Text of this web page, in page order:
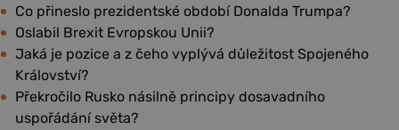
Co přineslo prezidentské období Donalda Trumpa?
Oslabil Brexit Evropskou Unii?
Jaká je pozice a z čeho vyplývá důležitost Spojeného
Království?
Překročilo Rusko násilně principy dosavadního
uspořádání světa?